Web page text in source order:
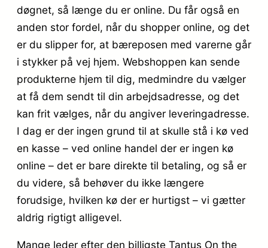
døgnet, så længe du er online. Du får også en
anden stor fordel, når du shopper online, og det
er du slipper for, at bæreposen med varerne går
i stykker på vej hjem. Webshoppen kan sende
produkterne hjem til dig, medmindre du vælger
at få dem sendt til din arbejdsadresse, og det
kan frit vælges, når du angiver leveringadresse.
I dag er der ingen grund til at skulle stå i kø ved
en kasse – ved online handel der er ingen kø
online – det er bare direkte til betaling, og så er
du videre, så behøver du ikke længere
forudsige, hvilken kø der er hurtigst – vi gætter
aldrig rigtigt alligevel.
Mange leder efter den billigste Tantus On the